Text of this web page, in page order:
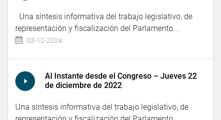
Una síntesis informativa del trabajo legislativo, de
representación y fiscalización del Parlamento...
03-12-2024
Al Instante desde el Congreso – Jueves 22
de diciembre de 2022
Una síntesis informativa del trabajo legislativo, de